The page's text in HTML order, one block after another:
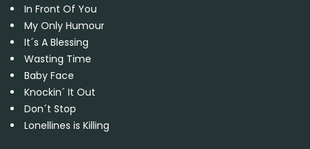
In Front Of You
My Only Humour
It´s A Blessing
Wasting Time
Baby Face
Knockin´ It Out
Don´t Stop
Lonellines is Killing